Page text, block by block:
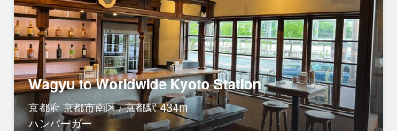
Wagyu to Worldwide Kyoto Station
京都府 京都市南区 / 京都駅 434m
ハンバーガー